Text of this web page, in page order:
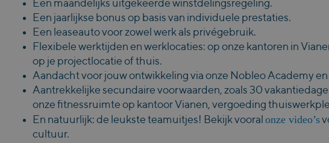
Een maandelijks uitgekeerde winstdelingsregeling.
Een jaarlijkse bonus op basis van individuele prestaties.
Een leaseauto voor zowel werk als privégebruik.
Flexibele werktijden en werklocaties: op onze kantoren in
op je projectlocatie of thuis.
Aandacht voor jouw ontwikkeling via onze Nobleo Academy
Aantrekkelijke secundaire voorwaarden, zoals 30
onze fitnessruimte op kantoor Vianen, vergoeding
En natuurlijk: de leukste teamuitjes! Bekijk vooral onze video’s
cultuur.